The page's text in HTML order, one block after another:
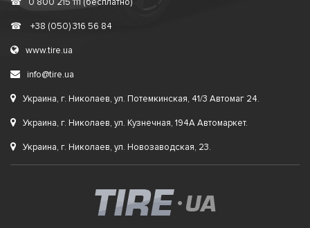
☎ +38 (050) 316 56 84
www.tire.ua
info@tire.ua
Украина, г. Николаев, ул. Потемкинская, 41/3 Автомаг 24.
Украина, г. Николаев, ул. Кузнечная, 194А Автомаркет.
Украина, г. Николаев, ул. Новозаводская, 23.